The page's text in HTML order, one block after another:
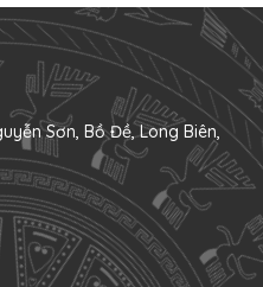
chỉ là một phần trong
Sơn, Bồ Đề, Long Biên,